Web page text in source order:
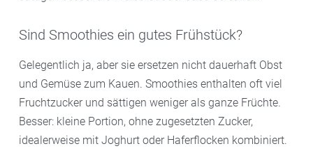
Sind Smoothies ein gutes Frühstück?
Gelegentlich ja, aber sie ersetzen nicht dauerhaft Obst
und Gemüse zum Kauen. Smoothies enthalten oft viel
Fruchtzucker und sättigen weniger als ganze Früchte.
Besser: kleine Portion, ohne zugesetzten Zucker,
idealerweise mit Joghurt oder Haferflocken kombiniert.